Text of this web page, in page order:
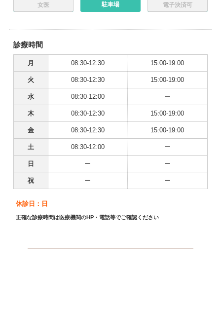
女医 駐車場 電子決済可
診療時間
月 08:30-12:30 15:00-19:00
火 08:30-12:30 15:00-19:00
水 08:30-12:00 ー
木 08:30-12:30 15:00-19:00
金 08:30-12:30 15:00-19:00
土 08:30-12:00 ー
日 ー ー
祝 ー ー
休診日：日
正確な診療時間は医療機関のHP・電話等でご確認ください